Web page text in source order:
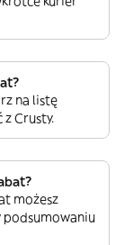
na listę
Crusty.
możesz
podsumowaniu